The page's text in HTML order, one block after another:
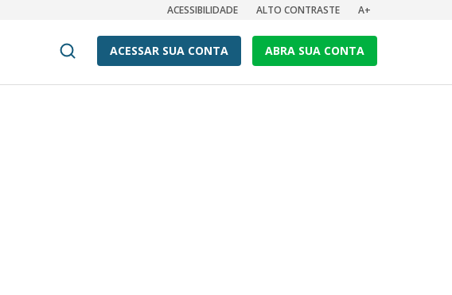
ACESSIBILIDADE ALTO CONTRASTE A+
ACESSAR SUA CONTA ABRA SUA CONTA